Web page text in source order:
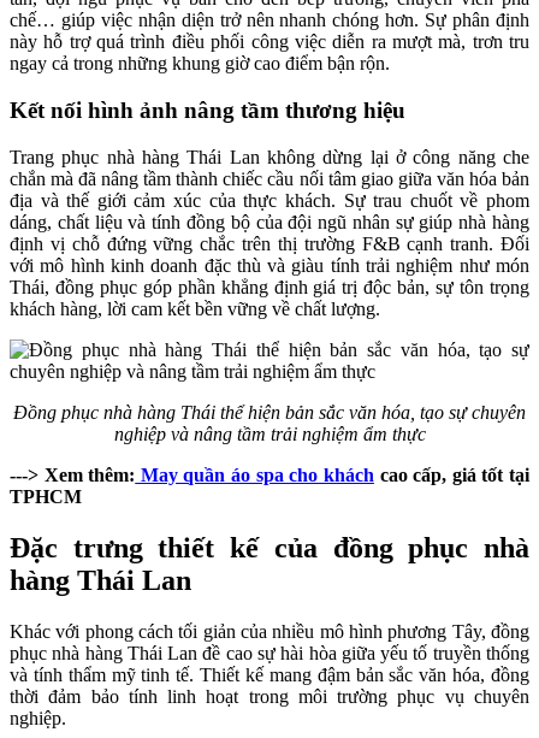
chế… giúp việc nhận diện trở nên nhanh chóng hơn. Sự phân định
này hỗ trợ quá trình điều phối công việc diễn ra mượt mà, trơn tru
ngay cả trong những khung giờ cao điểm bận rộn.
Kết nối hình ảnh nâng tầm thương hiệu
Trang phục nhà hàng Thái Lan không dừng lại ở công năng che
chắn mà đã nâng tầm thành chiếc cầu nối tâm giao giữa văn hóa bản
địa và thế giới cảm xúc của thực khách. Sự trau chuốt về phom
dáng, chất liệu và tính đồng bộ của đội ngũ nhân sự giúp nhà hàng
định vị chỗ đứng vững chắc trên thị trường F&B cạnh tranh. Đối
với mô hình kinh doanh đặc thù và giàu tính trải nghiệm như món
Thái, đồng phục góp phần khẳng định giá trị độc bản, sự tôn trọng
khách hàng, lời cam kết bền vững về chất lượng.
Đồng phục nhà hàng Thái thể hiện bản sắc văn hóa, tạo sự chuyên
nghiệp và nâng tầm trải nghiệm ẩm thực
---> Xem thêm: May quần áo spa cho khách cao cấp, giá tốt tại
TPHCM
Đặc trưng thiết kế của đồng phục nhà
hàng Thái Lan
Khác với phong cách tối giản của nhiều mô hình phương Tây, đồng
phục nhà hàng Thái Lan đề cao sự hài hòa giữa yếu tố truyền thống
và tính thẩm mỹ tinh tế. Thiết kế mang đậm bản sắc văn hóa, đồng
thời đảm bảo tính linh hoạt trong môi trường phục vụ chuyên
nghiệp.